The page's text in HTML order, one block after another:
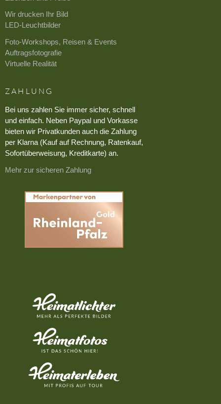
Wir drucken Ihr Bild
LED-Leuchtbilder
Foto-Workshops, Reisen & Events
Auftragsfotografie
Virtuelle Realität
ZAHLUNG
Bei uns zahlen Sie immer sicher, schnell
und einfach. Neben Paypal und Vorkasse
bieten wir Privatkunden auch die Zahlung
per Klarna (Kauf auf Rechnung, Ratenkauf,
Sofortüberweisung, Kreditkarte) an.
Mehr zur sicheren Zahlung